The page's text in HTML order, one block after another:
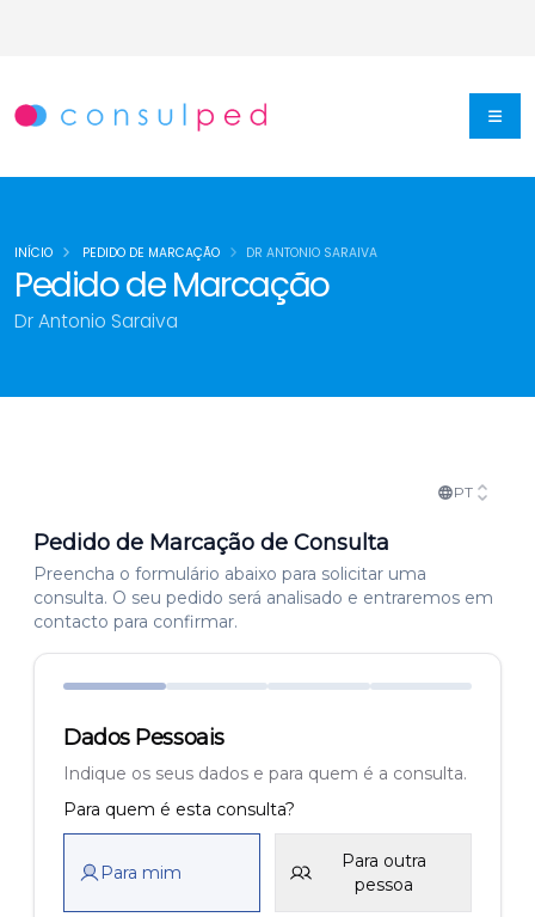
Pedido de Marcação
Dr Antonio Saraiva
INÍCIO PEDIDO DE MARCAÇÃO DR ANTONIO SARAIVA